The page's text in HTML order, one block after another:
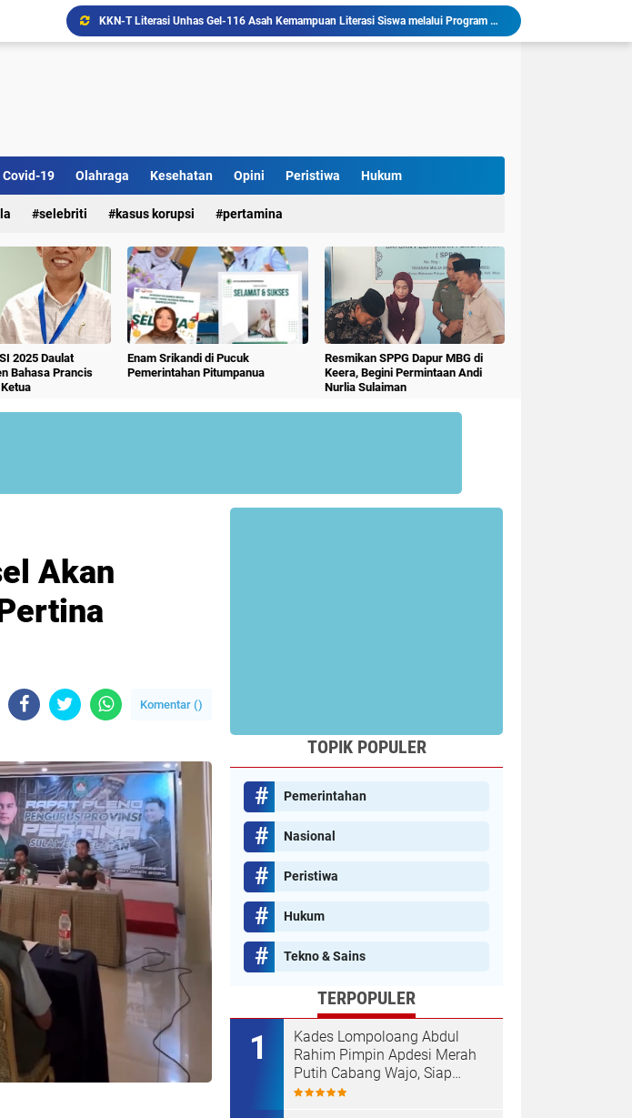
Mahasiswa KKN-T Literasi Unhas Laksanakan Kunjungan Literasi ke Rumah Baca Lo’mo Topejawa Bersama Siswa UPT SDN 66 Kajang
KKN-T Literasi Desa Topejawa Kelola dan Hias Rumah Baca, Upaya Hadirkan Ruang Literasi Menarik
Sekolah Lansia "Malolo Pulana" Kecamatan Keera Mewisuda 31 Lansia
Covid-19 Olahraga Kesehatan Opini Peristiwa Hukum
selebriti kasus korupsi pertamina
2025 Daulat
Bahasa Prancis
Enam Srikandi di Pucuk
Pemerintahan Pitumpanua
Resmikan SPPG Dapur MBG di
Keera, Begini Permintaan Andi
Nurlia Sulaiman
Akan
Komentar ()
TOPIK POPULER
Pemerintahan
Nasional
Peristiwa
Hukum
Tekno & Sains
TERPOPULER
Kades Lompoloang Abdul
Rahim Pimpin Apdesi Merah
Putih Cabang Wajo, Siap
Kawal Koperasi Merah Putih